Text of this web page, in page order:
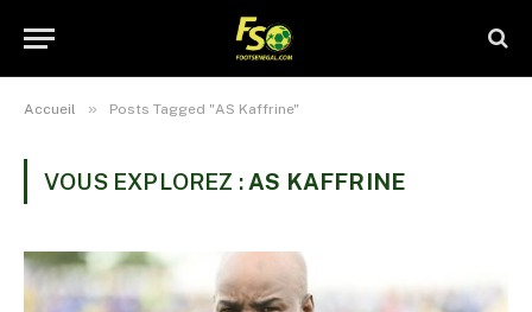
Accueil » Posts Tagged "AS Kaffrine"
VOUS EXPLOREZ : AS KAFFRINE